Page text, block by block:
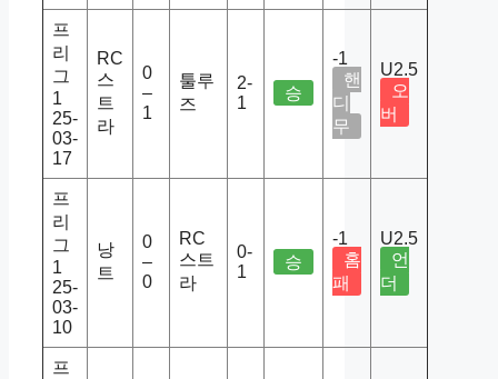
프
리
그
1
25-
03-
17
RC
스
트
라
0
–
1
툴루
즈
2-
1
승
-1
핸
디
무
U2.5
오
버
프
리
그
1
25-
03-
10
낭
트
0
–
0
RC
스트
라
0-
1
승
-1
홈
패
U2.5
언
더
프